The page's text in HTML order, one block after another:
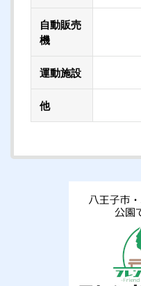
自動販売
機
運動施設
他